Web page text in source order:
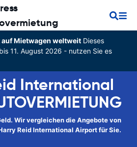
auf Mietwagen weltweitDieses
11. August 2026 - nutzen Sie es
International
Wir vergleichen die Angebote von
Reid International Airport für Sie.